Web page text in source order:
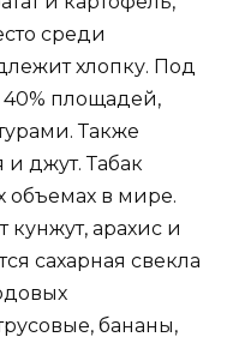
среди
хлопку. Под
площадей,
Также
джут. Табак
объемах в мире.
арахис и
сахарная свекла
бананы,